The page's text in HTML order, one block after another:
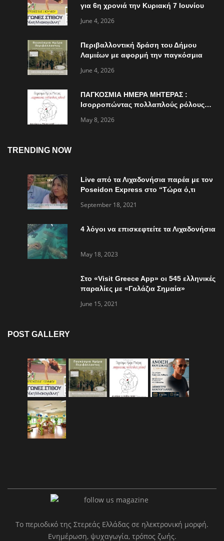
για 6η χρονιά την Κυριακή 7 Ιουνίου
June 4, 2026
Περιβαλλοντική δράση του Δήμου
Λαμιέων με αφορμή την παγκόσμια
June 4, 2026
ΠΑΓΚΟΣΜΙΑ ΗΜΕΡΑ ΜΗΤΕΡΑΣ :
Ισορροπώντας πολλαπλούς ρόλους…
May 8, 2026
TRENDING NOW
Live από τα Λιχαδονήσια παρέα με τον
Poseidon Express στο “Τώρα ό,τι
September 18, 2021
4 λόγοι να επισκεφτείτε τα Λιχαδονήσια
May 18, 2023
Στο «Visit Greece App» οι 545 ελληνικές
παραλίες με «Γαλάζια Σημαία»
June 15, 2021
POST GALLERY
Το περιοδικό της Στερεάς Ελλάδας σε ηλεκτρονική μορφή.
Ενημέρωση, ψυχαγωγία, τρόπος ζωής.